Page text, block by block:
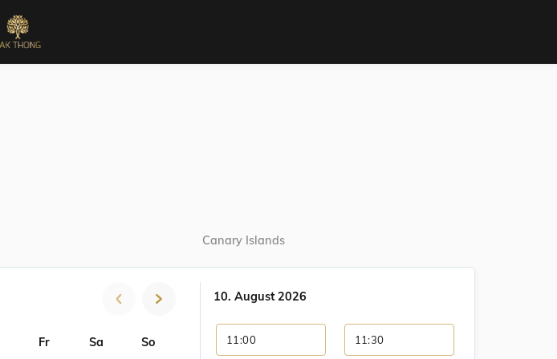
Canary Islands
Fr Sa So
10. August 2026
11:00 11:30